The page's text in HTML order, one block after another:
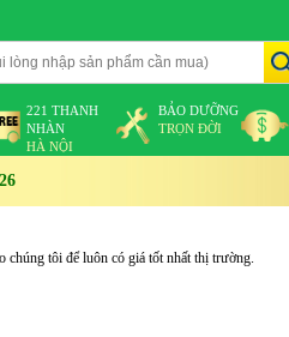
221 THANH
NHÀN
HÀ NỘI
BẢO DƯỠNG
TRỌN ĐỜI
chúng tôi để luôn có giá tốt nhất thị trường.